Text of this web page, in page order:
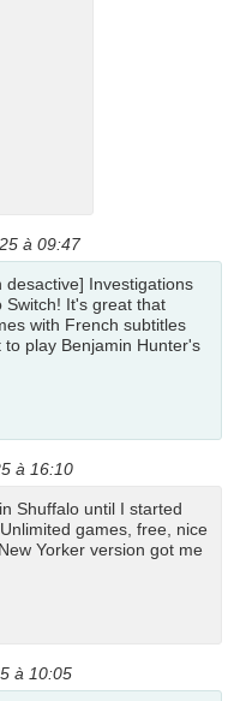
à 09:47
desactive] Investigations
Switch! It's great that
with French subtitles
play Benjamin Hunter's
à 16:10
Shuffalo until I started
games, free, nice
Yorker version got me
à 10:05